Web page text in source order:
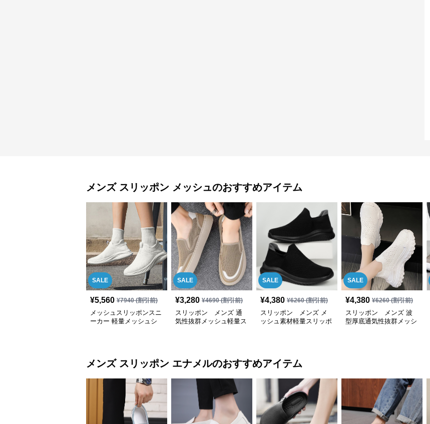
メンズ スリッポン メッシュのおすすめアイテム
SALE
¥5,560 ¥7940(割引前)
メッシュスリッポンスニ
ーカー 軽量メッシュシ
SALE
¥3,280 ¥4690(割引前)
スリッポン メンズ 通
気性抜群メッシュ軽量ス
SALE
¥4,380 ¥6260(割引前)
スリッポン メンズ メ
ッシュ素材軽量スリッポ
SALE
¥4,380 ¥6260(割引前)
スリッポン メンズ 波
型厚底通気性抜群メッシ
メンズ スリッポン エナメルのおすすめアイテム